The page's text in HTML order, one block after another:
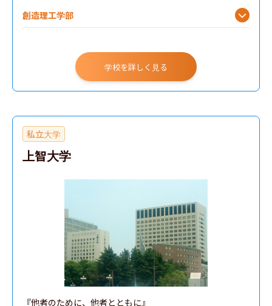
創造理工学部
学校を詳しく見る
私立大学
上智大学
『他者のために、他者とともに』